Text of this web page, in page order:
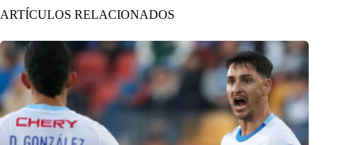
ARTÍCULOS RELACIONADOS